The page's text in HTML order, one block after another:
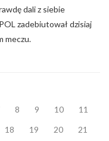
dali z siebie
zadebiutował dzisiaj
meczu.
8 9 10
11
18 19 20
21